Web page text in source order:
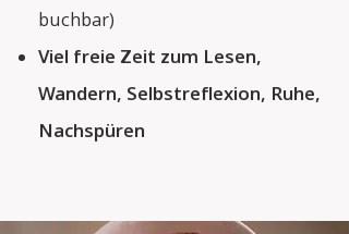
buchbar)
Viel freie Zeit zum Lesen,
Wandern, Selbstreflexion, Ruhe,
Nachspüren